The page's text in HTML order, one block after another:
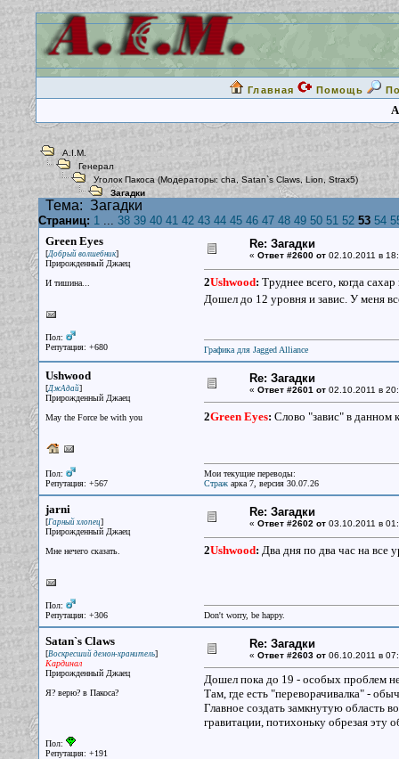
Главная Помощь
A.I.M.
Генерал
Уголок Пакоса (Модераторы:cha Satan`s Claws, Lion Strax5)
Загадки
Тема: Загадки
Страниц: 1... 38 39 40 41 42 43 44 45 46 47 48 49 50 51 52 53 54
Green Eyes
[Добрый волшебник]
Прирожденный Джаец
И тишина...
Пол:
Репутация: +680
Re: Загадки
« Ответ #2600 от02.10.2011 в
2Ushwood: Труднее всего, когда
Дошел до 12 уровня и завис. У меня
Графика для Jagged Alliance
Ushwood
[ДжАдай]
Прирожденный Джаец
May the Force be with you
Пол:
Репутация: +567
Re: Загадки
« Ответ #2601 от02.10.2011 в
2Green Eyes: Слово "завис" в данном
Мои текущие переводы:
Стражарка 7, версия 30.07.26
jarni
[Гарный хлопец]
Прирожденный Джаец
Мне нечего сказать.
Пол:
Репутация: +306
Re: Загадки
« Ответ #2602 от03.10.2011 в
2Ushwood: Два дня по два час на все
Don't worry, be happy.
Satan`s Claws
[Воскресший демон-хранитель]
Кардинал
Прирожденный Джаец
Я? верю? в Пакоса?
Пол:
Репутация: +191
Re: Загадки
« Ответ #2603 от06.10.2011 в
Дошел пока до 19 - особых проблем
Там, где есть "переворачивалка" -
Главное создать замкнутую область
гравитации, потихоньку обрезая эту